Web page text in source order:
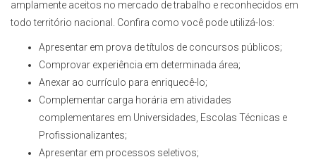
amplamente aceitos no mercado de trabalho e reconhecidos em
todo território nacional. Confira como você pode utilizá-los:
Apresentar em prova de títulos de concursos públicos;
Comprovar experiência em determinada área;
Anexar ao currículo para enriquecê-lo;
Complementar carga horária em atividades
complementares em Universidades, Escolas Técnicas e
Profissionalizantes;
Apresentar em processos seletivos;